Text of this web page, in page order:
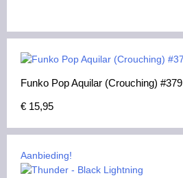
Funko Pop Aquilar (Crouching) #379
€ 15,95
Aanbieding!